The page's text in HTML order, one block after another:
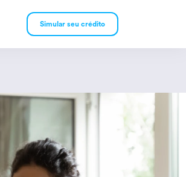
Simular seu crédito